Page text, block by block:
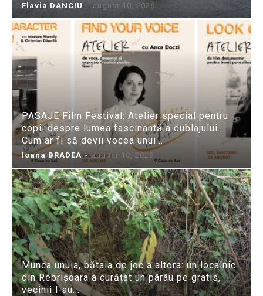
Flavia DANCIU - august 10, 2026
PASAJE Film Festival: Atelier special pentru
copii despre lumea fascinantă a dublajului.
Cum ar fi să devii vocea unui...
Ioana BRADEA - august 10, 2026
Munca unuia, bătaia de joc a altora: un localnic
din Rebrișoara a curățat un pârâu pe gratis,
vecinii l-au...